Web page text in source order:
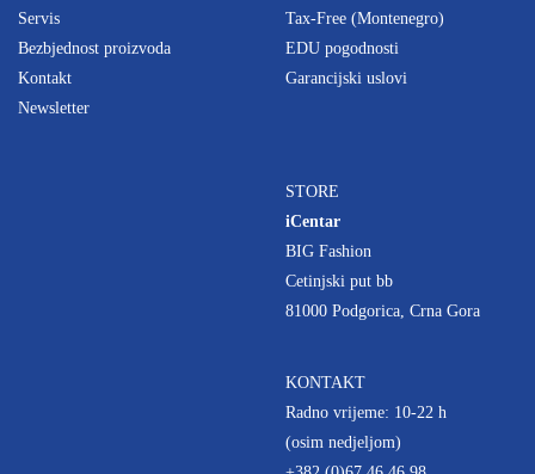
Servis
Bezbjednost proizvoda
Kontakt
Newsletter
Tax-Free (Montenegro)
EDU pogodnosti
Garancijski uslovi
STORE
iCentar
BIG Fashion
Cetinjski put bb
81000 Podgorica, Crna Gora
KONTAKT
Radno vrijeme: 10-22 h
(osim nedjeljom)